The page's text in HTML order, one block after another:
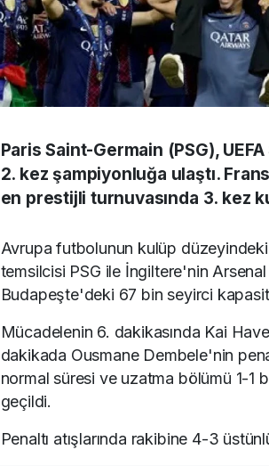
Paris Saint-Germain (PSG),
2. kez şampiyonluğa ulaştı.
en prestijli turnuvasında 3. kez
Avrupa futbolunun kulüp düzeyindeki
temsilcisi PSG ile İngiltere'nin Arsenal
Budapeşte'deki 67 bin seyirci
Mücadelenin 6. dakikasında Kai
dakikada Ousmane Dembele'nin
normal süresi ve uzatma bölümü 1-1
geçildi.
Penaltı atışlarında rakibine 4-3